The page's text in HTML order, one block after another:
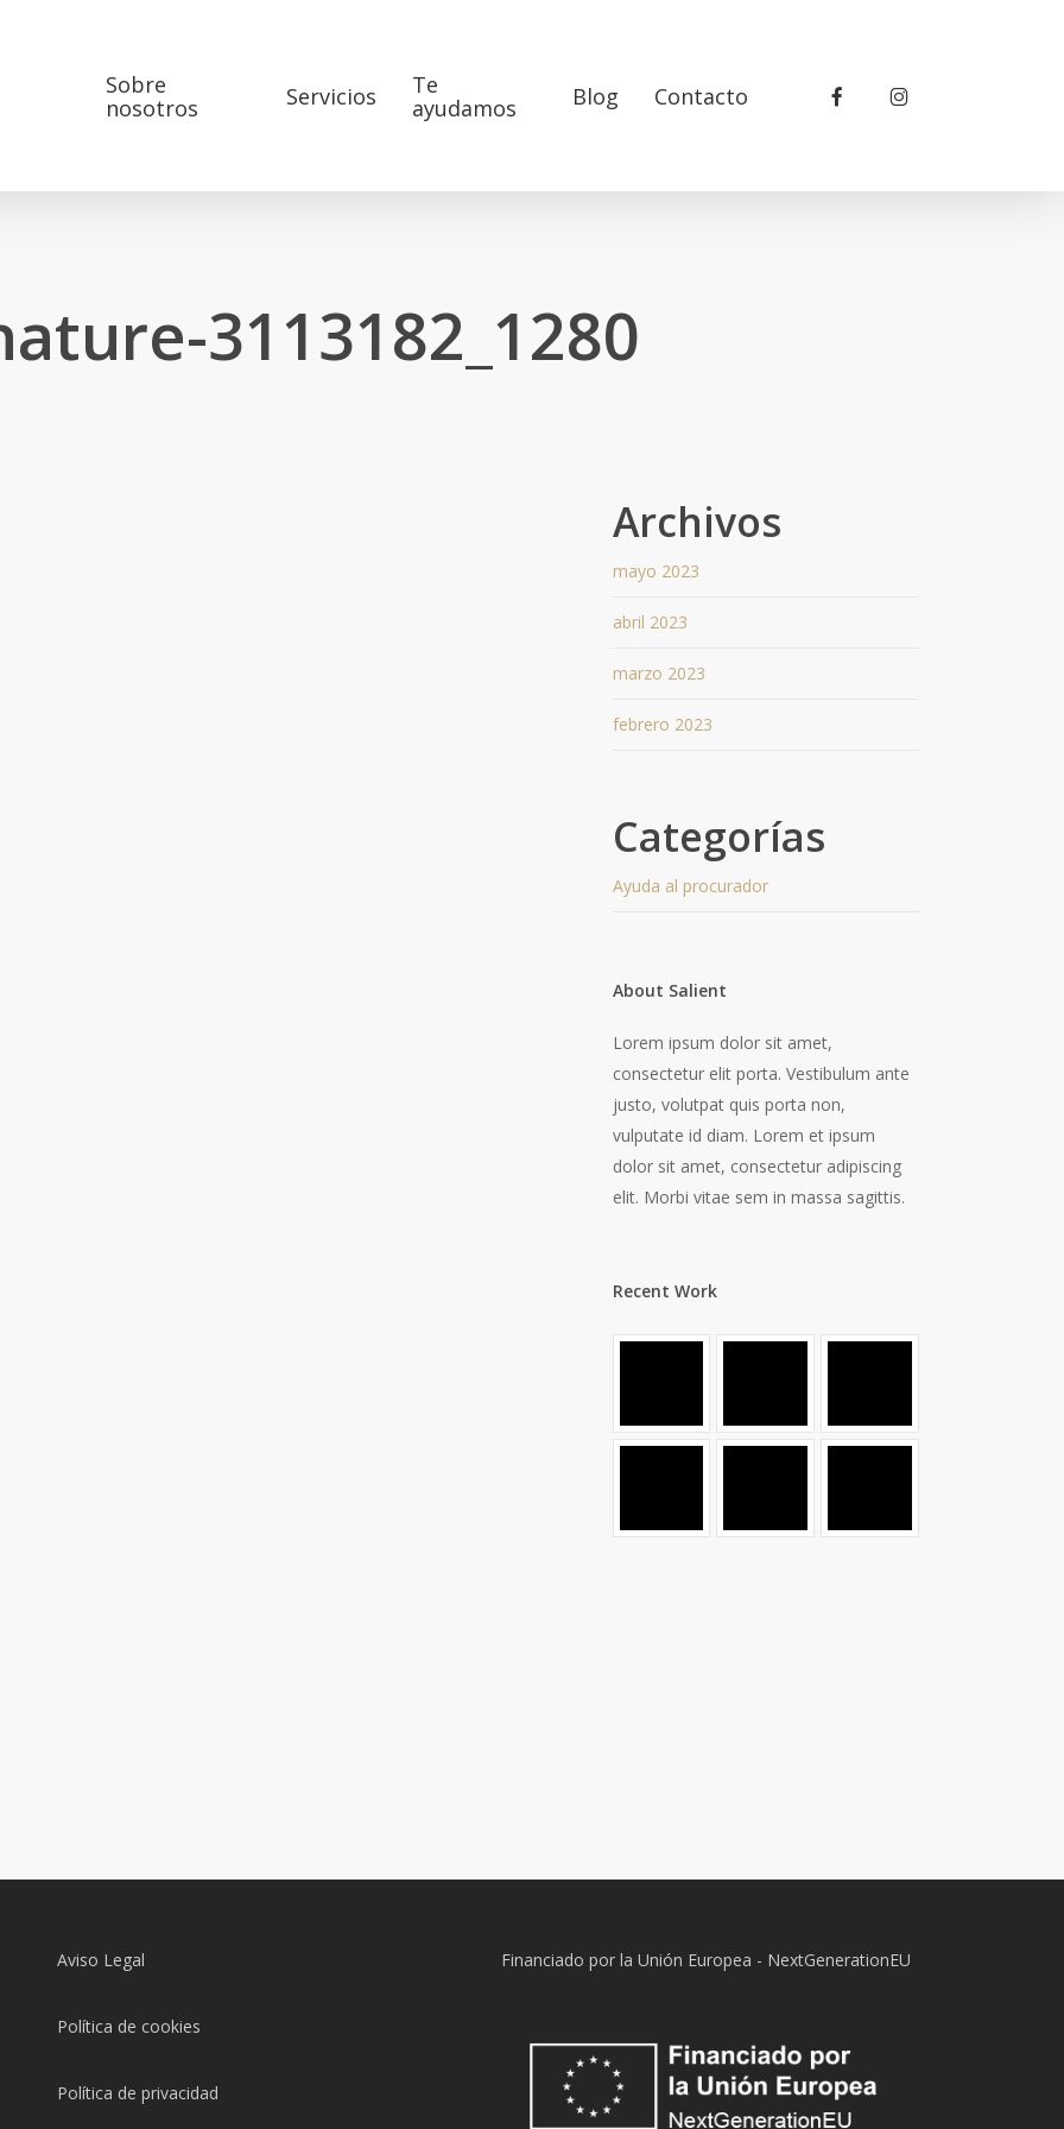
Sobre
nosotros
Servicios
Te
ayudamos
Blog Contacto facebookinstagram
3113182_1280
Archivos
mayo 2023
abril 2023
marzo 2023
febrero 2023
Categorías
Ayuda al procurador
About Salient
Lorem ipsum dolor sit amet,
consectetur elit porta. Vestibulum ante
justo, volutpat quis porta non,
vulputate id diam. Lorem et ipsum
dolor sit amet, consectetur adipiscing
elit. Morbi vitae sem in massa sagittis.
Recent Work
Aviso Legal
Política de cookies
Política de privacidad
Financiado por la Unión Europea - NextGenerationEU